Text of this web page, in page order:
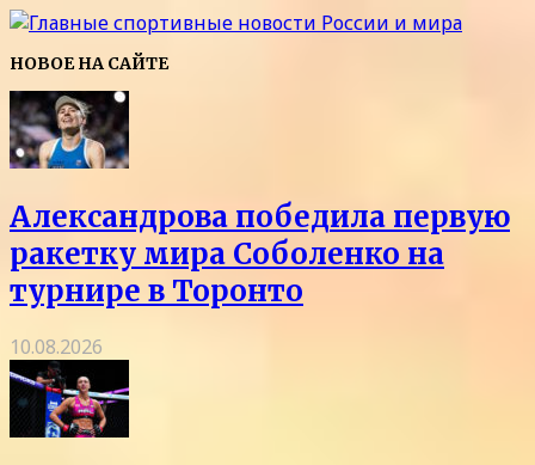
НОВОЕ НА САЙТЕ
Александрова победила первую
ракетку мира Соболенко на
турнире в Торонто
10.08.2026